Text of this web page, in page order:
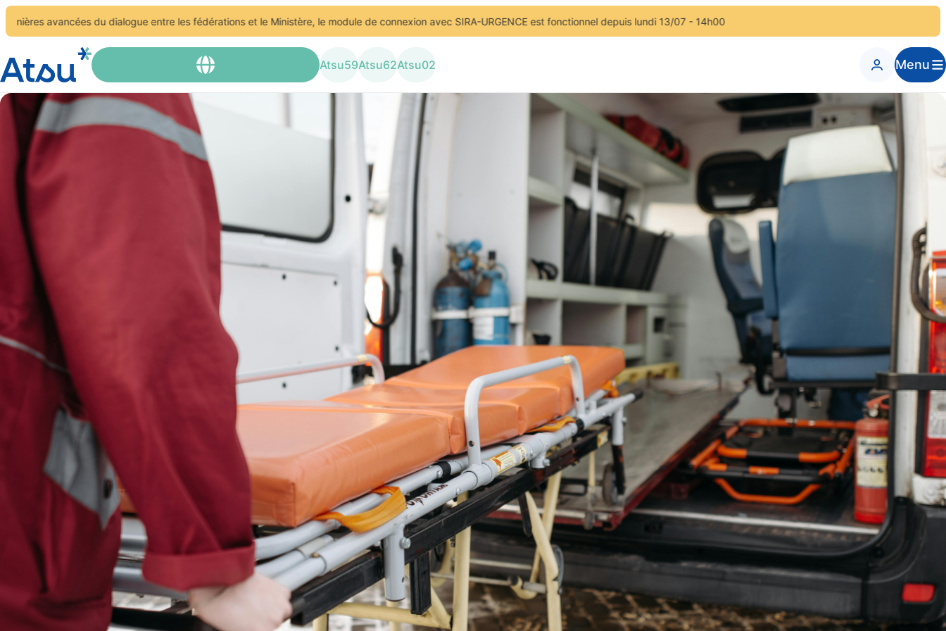
du dialogue entre les fédérations et le Ministère, le module de connexion avec SIRA-URGENCE est fonctionnel depuis lundi 13/07 - 14h00
Atsu59Atsu62Atsu02 Menu